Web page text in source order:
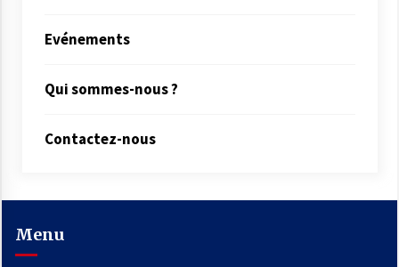
Evénements
Qui sommes-nous ?
Contactez-nous
Menu